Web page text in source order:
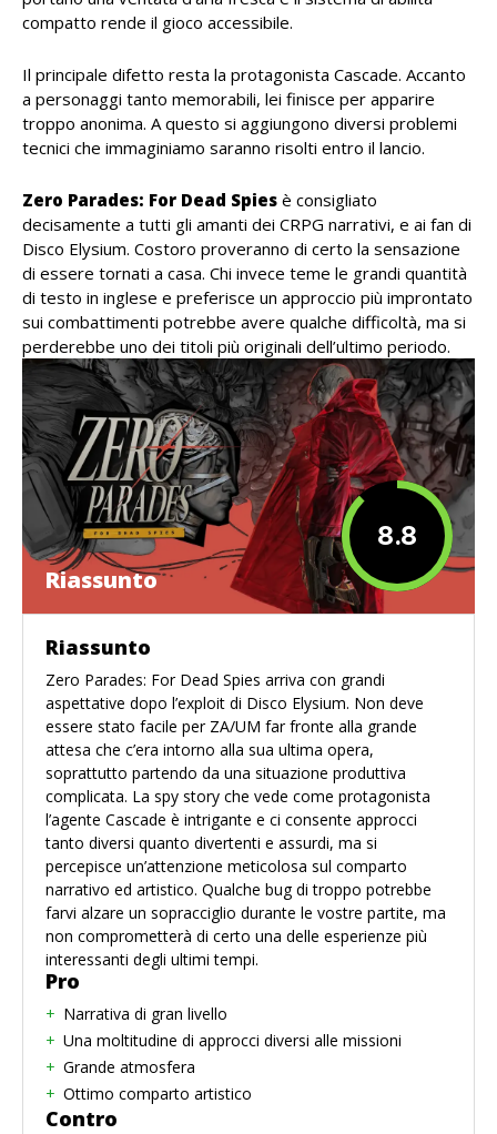
compatto rende il gioco accessibile.
Il principale difetto resta la protagonista Cascade. Accanto
a personaggi tanto memorabili, lei finisce per apparire
troppo anonima. A questo si aggiungono diversi problemi
tecnici che immaginiamo saranno risolti entro il lancio.
Zero Parades: For Dead Spies è consigliato
decisamente a tutti gli amanti dei CRPG narrativi, e ai fan di
Disco Elysium. Costoro proveranno di certo la sensazione
di essere tornati a casa. Chi invece teme le grandi quantità
di testo in inglese e preferisce un approccio più improntato
sui combattimenti potrebbe avere qualche difficoltà, ma si
perderebbe uno dei titoli più originali dell’ultimo periodo.
8.8
Riassunto
Riassunto
Zero Parades: For Dead Spies arriva con grandi
aspettative dopo l’exploit di Disco Elysium. Non deve
essere stato facile per ZA/UM far fronte alla grande
attesa che c’era intorno alla sua ultima opera,
soprattutto partendo da una situazione produttiva
complicata. La spy story che vede come protagonista
l’agente Cascade è intrigante e ci consente approcci
tanto diversi quanto divertenti e assurdi, ma si
percepisce un’attenzione meticolosa sul comparto
narrativo ed artistico. Qualche bug di troppo potrebbe
farvi alzare un sopracciglio durante le vostre partite, ma
non comprometterà di certo una delle esperienze più
interessanti degli ultimi tempi.
Pro
Narrativa di gran livello
Una moltitudine di approcci diversi alle missioni
Grande atmosfera
Ottimo comparto artistico
Contro